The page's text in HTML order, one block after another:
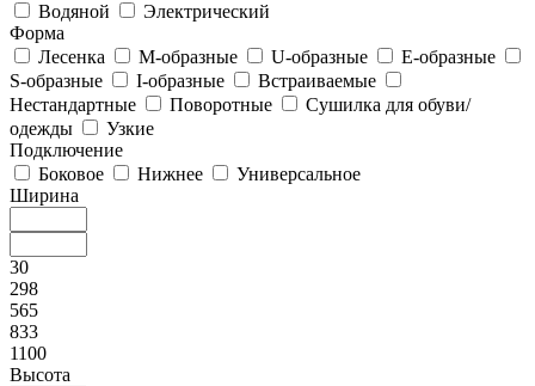
Водяной
Электрический
Форма
Лесенка
М-образные U-образные
E-образные
S-образные
I-образные
Встраиваемые
Нестандартные
Поворотные
Сушилка для обуви/
одежды
Узкие
Подключение
Боковое
Нижнее
Универсальное
Ширина
30
298
565
833
1100
Высота